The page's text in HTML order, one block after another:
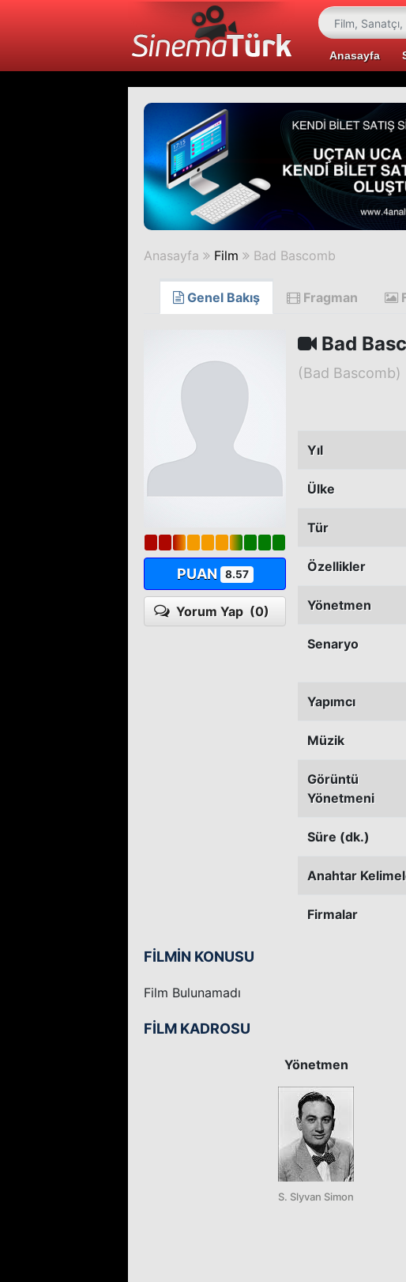
Anasayfa
Anasayfa Film Bad Bascomb
Genel Bakış Fragman
PUAN 8.57
Yorum Yap (0)
Bad
(Bad Bascomb)
Yıl
Ülke
Tür
Özellikler
Yönetmen
Senaryo
Yapımcı
Müzik
Görüntü
Yönetmeni
Süre (dk.)
Anahtar
Firmalar
FİLMİN KONUSU
Film Bulunamadı
FİLM KADROSU
Yönetmen
S. Slyvan Simon